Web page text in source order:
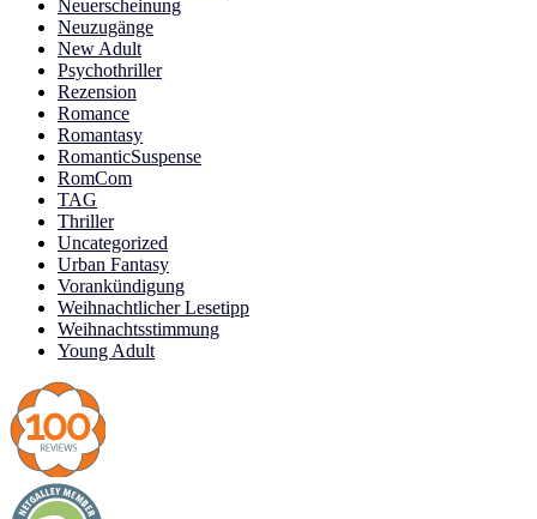
Neuerscheinung
Neuzugänge
New Adult
Psychothriller
Rezension
Romance
Romantasy
RomanticSuspense
RomCom
TAG
Thriller
Uncategorized
Urban Fantasy
Vorankündigung
Weihnachtlicher Lesetipp
Weihnachtsstimmung
Young Adult